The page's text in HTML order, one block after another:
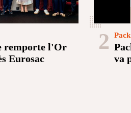
remporte l'Or
Eurosac
2
va